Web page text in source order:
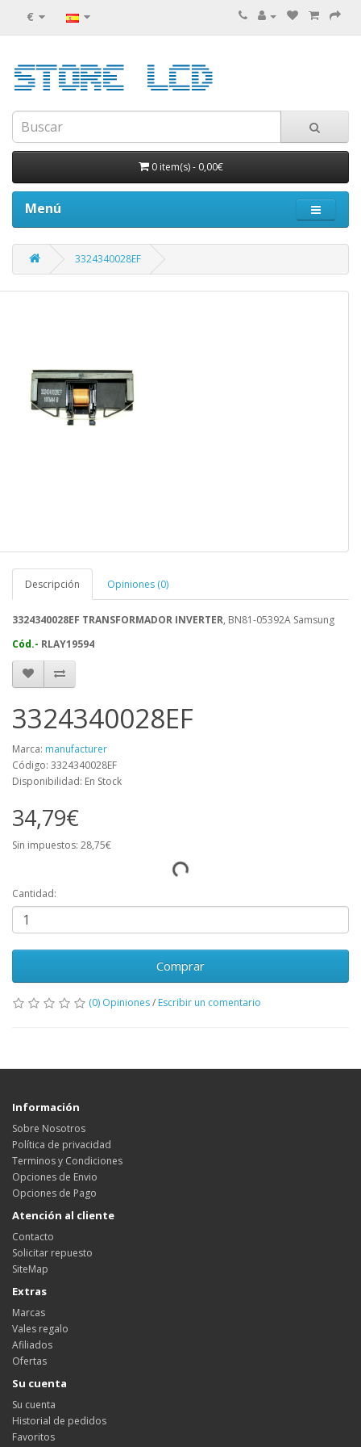
€
0 item(s)- 0,00€
Menú
3324340028EF
Descripción Opiniones (0)
3324340028EF TRANSFORMADOR INVERTER, BN81-05392A Samsung
Cód.- RLAY19594
3324340028EF
Marca: manufacturer
Código: 3324340028EF
Disponibilidad: En Stock
34,79€
Sin impuestos: 28,75€
Cantidad:
Comprar
(0) Opiniones/ Escribir un comentario
Información
Sobre Nosotros
Política de privacidad
Terminos y Condiciones
Opciones de Envio
Opciones de Pago
Atención al cliente
Contacto
Solicitar repuesto
SiteMap
Extras
Marcas
Vales regalo
Afiliados
Ofertas
Su cuenta
Su cuenta
Historial de pedidos
Favoritos